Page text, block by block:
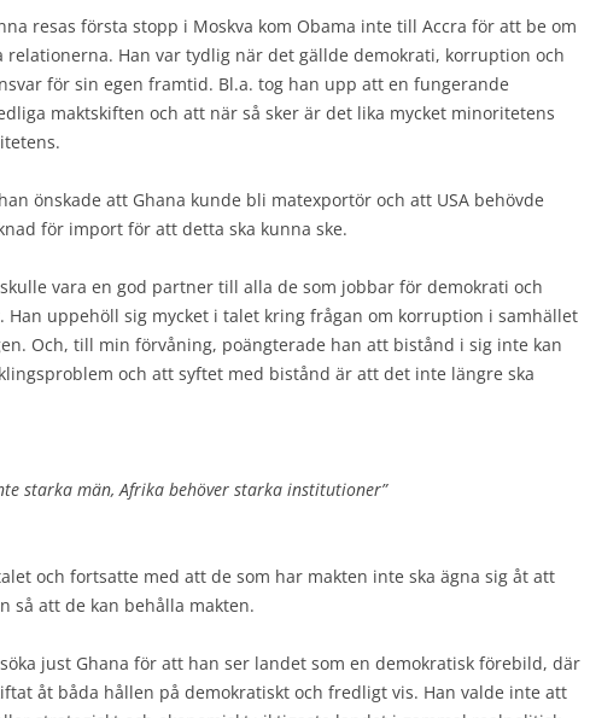
resas första stopp i Moskva kom Obama inte till Accra för att be om
relationerna. Han var tydlig när det gällde demokrati, korruption och
för sin egen framtid. Bl.a. tog han upp att en fungerande
maktskiften och att när så sker är det lika mycket minoritetens
önskade att Ghana kunde bli matexportör och att USA behövde
för import för att detta ska kunna ske.
vara en god partner till alla de som jobbar för demokrati och
uppehöll sig mycket i talet kring frågan om korruption i samhället
Och, till min förvåning, poängterade han att bistånd i sig inte kan
och att syftet med bistånd är att det inte längre ska
starka män, Afrika behöver starka institutioner”
och fortsatte med att de som har makten inte ska ägna sig åt att
så att de kan behålla makten.
just Ghana för att han ser landet som en demokratisk förebild, där
åt båda hållen på demokratiskt och fredligt vis. Han valde inte att